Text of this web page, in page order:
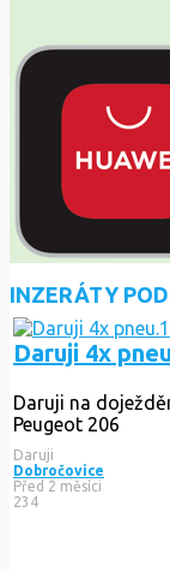
INZERÁTY
Daruji 4x
Daruji na
Peugeot 206
Daruji
Dobročovice
Před 2 měsíci
234